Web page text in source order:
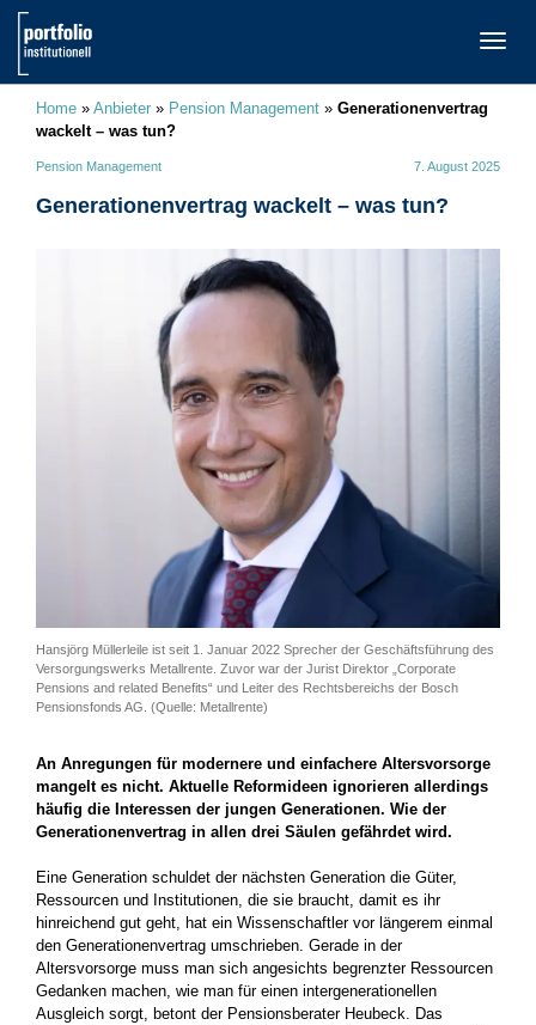
Home » Anbieter » Pension Management » Generationenvertrag
wackelt – was tun?
Pension Management 7. August 2025
Generationenvertrag wackelt – was tun?
Hansjörg Müllerleile ist seit 1. Januar 2022 Sprecher der Geschäftsführung des
Versorgungswerks Metallrente. Zuvor war der Jurist Direktor „Corporate
Pensions and related Benefits“ und Leiter des Rechtsbereichs der Bosch
Pensionsfonds AG. (Quelle: Metallrente)
An Anregungen für modernere und einfachere Altersvorsorge
mangelt es nicht. Aktuelle Reformideen ignorieren allerdings
häufig die Interessen der jungen Generationen. Wie der
Generationenvertrag in allen drei Säulen gefährdet wird.
Eine Generation schuldet der nächsten Generation die Güter,
Ressourcen und Institutionen, die sie braucht, damit es ihr
hinreichend gut geht, hat ein Wissenschaftler vor längerem einmal
den Generationenvertrag umschrieben. Gerade in der
Altersvorsorge muss man sich angesichts begrenzter Ressourcen
Gedanken machen, wie man für einen intergenerationellen
Ausgleich sorgt, betont der Pensionsberater Heubeck. Das